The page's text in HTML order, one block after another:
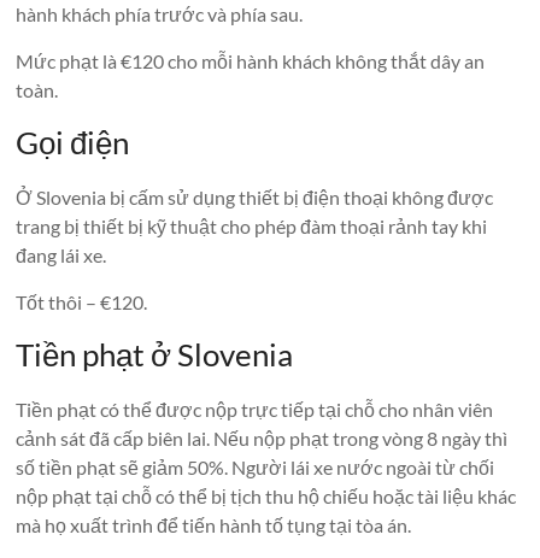
hành khách phía trước và phía sau.
Mức phạt là €120 cho mỗi hành khách không thắt dây an
toàn.
Gọi điện
Ở Slovenia bị cấm sử dụng thiết bị điện thoại không được
trang bị thiết bị kỹ thuật cho phép đàm thoại rảnh tay khi
đang lái xe.
Tốt thôi – €120.
Tiền phạt ở Slovenia
Tiền phạt có thể được nộp trực tiếp tại chỗ cho nhân viên
cảnh sát đã cấp biên lai. Nếu nộp phạt trong vòng 8 ngày thì
số tiền phạt sẽ giảm 50%. Người lái xe nước ngoài từ chối
nộp phạt tại chỗ có thể bị tịch thu hộ chiếu hoặc tài liệu khác
mà họ xuất trình để tiến hành tố tụng tại tòa án.